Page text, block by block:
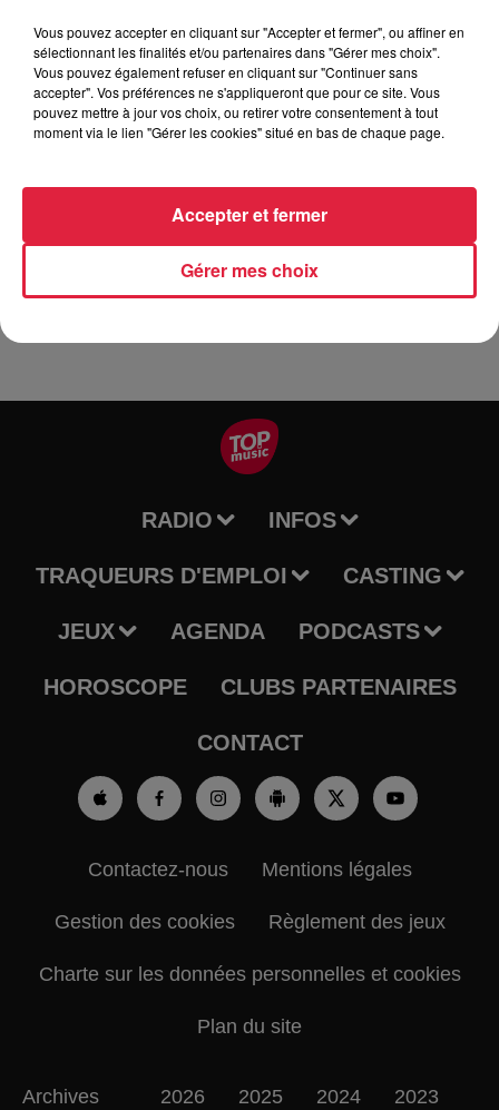
Tarif Gratuit
venir partager l'histoire du soir ... en pyjama à 19 h 30 durée
30mn.
RADIO INFOS
TRAQUEURS D'EMPLOI CASTING
JEUX AGENDA PODCASTS
HOROSCOPE CLUBS PARTENAIRES
CONTACT
Contactez-nous Mentions légales
Gestion des cookies Règlement des jeux
Charte sur les données personnelles et cookies
Plan du site
Archives 2026 2025 2024 2023
Vous pouvez accepter en cliquant sur "Accepter et fermer", ou affiner en
sélectionnant les finalités et/ou partenaires dans "Gérer mes choix".
Vous pouvez également refuser en cliquant sur "Continuer sans
accepter". Vos préférences ne s'appliqueront que pour ce site. Vous
pouvez mettre à jour vos choix, ou retirer votre consentement à tout
moment via le lien "Gérer les cookies" situé en bas de chaque page.
Gérer mes choix
Accepter et fermer